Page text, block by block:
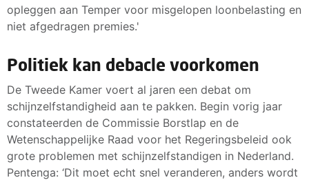
opleggen aan Temper voor misgelopen loonbelasting en
niet afgedragen premies.'
Politiek kan debacle voorkomen
De Tweede Kamer voert al jaren een debat om
schijnzelfstandigheid aan te pakken. Begin vorig jaar
constateerden de Commissie Borstlap en de
Wetenschappelijke Raad voor het Regeringsbeleid ook
grote problemen met schijnzelfstandigen in Nederland.
Pentenga: ‘Dit moet echt snel veranderen, anders wordt